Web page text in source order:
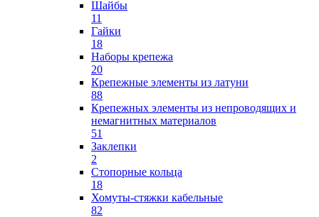
Шайбы
11
Гайки
18
Наборы крепежа
20
Крепежные элементы из латуни
88
Крепежных элементы из непроводящих и
немагнитных материалов
51
Заклепки
2
Стопорные кольца
18
Хомуты-стяжки кабельные
82